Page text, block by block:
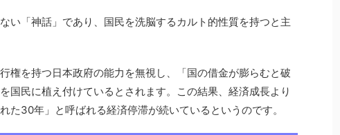
い「神話」であり、国民を洗脳するカルト的性質を持つと主
権を持つ日本政府の能力を無視し、「国の借金が膨らむと破
国民に植え付けているとされます。この結果、経済成長より
た30年」と呼ばれる経済停滞が続いているというのです。